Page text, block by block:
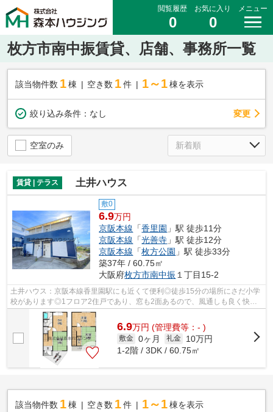
閲覧履歴
0
お気に入り
0
メニュー
枚方市南中振賃貸、店舗、事務所一覧
該当物件数 1棟 空き数 1 件 1～1 棟を表示
絞り込み条件： なし 変更
空室のみ
賃貸 | テラス 土井ハウス
敷0
6.9万円
京阪本線 「香里園 」駅 徒歩11分
京阪本線 「光善寺 」駅 徒歩12分
京阪本線 「枚方公園 」駅 徒歩33分
築37年 / 60.75㎡
大阪府枚方市南中振 １丁目15-2
土井ハウス：京阪本線香里園駅にも近くて便利◎徒歩15分の場所にさだ小学
校があります◎1フロア2住戸であり、窓も2面あるので、風通しも良く快適
です◎行き先に応じて駅を選べる2駅利用可...
6.9万円 (管理費等：- )
敷金 0ヶ月 礼金
10万円
1-2階 / 3DK / 60.75㎡
該当物件数 1棟 空き数 1 件 1～1 棟を表示